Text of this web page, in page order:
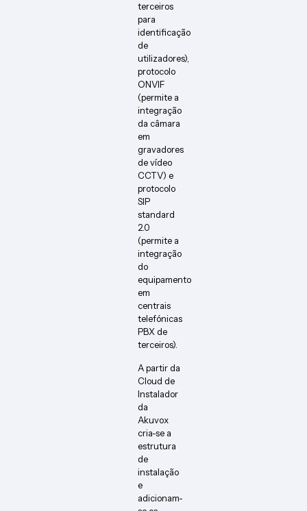
terceiros
para
identificação
de
utilizadores),
protocolo
ONVIF
(permite a
integração
da câmara
em
gravadores
de vídeo
CCTV) e
protocolo
SIP
standard
2.0
(permite a
integração
do
equipamento
em
centrais
telefónicas
PBX de
terceiros).
A partir da
Cloud de
Instalador
da
Akuvox
cria-se a
estrutura
de
instalação
e
adicionam-